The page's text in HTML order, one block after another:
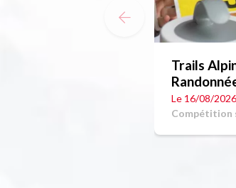
Trails
7,79Km
Le 16/08/2026
Compétition